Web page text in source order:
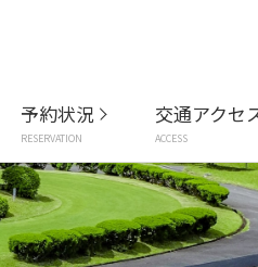
予約状況
RESERVATION
交通アクセ
ACCESS